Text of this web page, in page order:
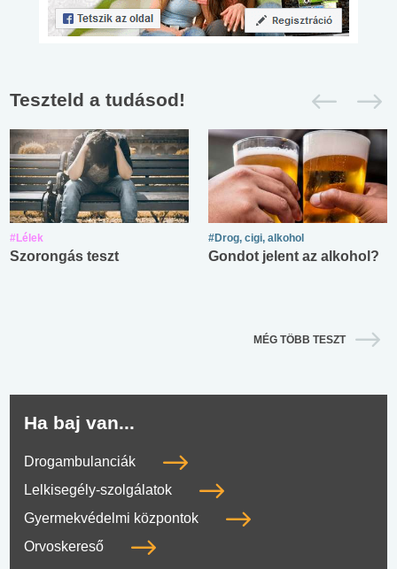
Teszteld a tudásod!
#Lélek
Szorongás teszt
#Drog, cigi, alkohol
Gondot jelent az alkohol?
MÉG TÖBB TESZT
Ha baj van...
Drogambulanciák
Lelkisegély-szolgálatok
Gyermekvédelmi központok
Orvoskereső